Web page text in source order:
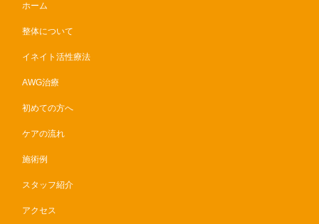
ホーム
整体について
イネイト活性療法
AWG治療
初めての方へ
ケアの流れ
施術例
スタッフ紹介
アクセス